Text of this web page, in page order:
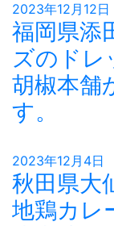
2023年12月12日
福岡県添
ズのドレ
胡椒本舗
す。
2023年12月4日
秋田県大
地鶏カレ